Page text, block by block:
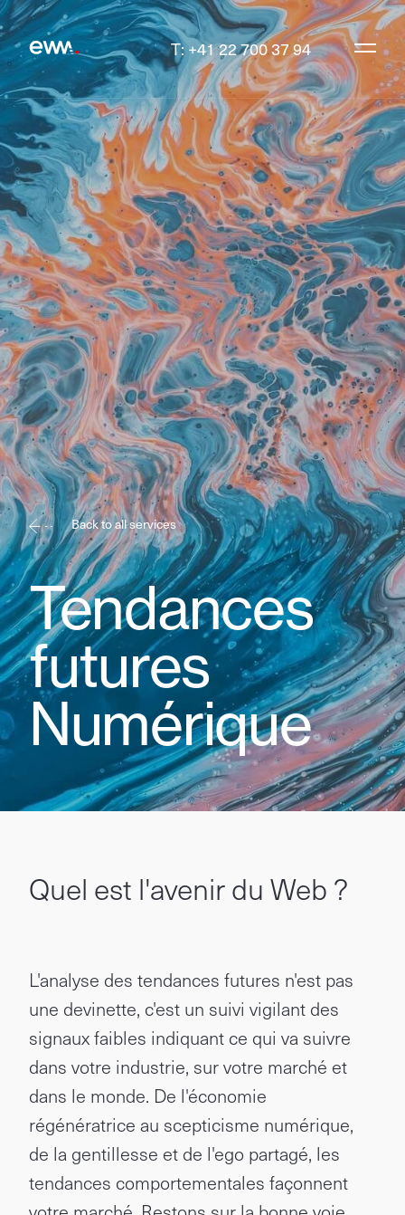
T: +41 22 700 37 94
Back to all services
Tendances
futures
Numérique
Quel est l'avenir du Web ?
L'analyse des tendances futures n'est pas
une devinette, c'est un suivi vigilant des
signaux faibles indiquant ce qui va suivre
dans votre industrie, sur votre marché et
dans le monde. De l'économie
régénératrice au scepticisme numérique,
de la gentillesse et de l'ego partagé, les
tendances comportementales façonnent